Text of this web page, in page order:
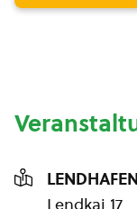
Lendkai 17